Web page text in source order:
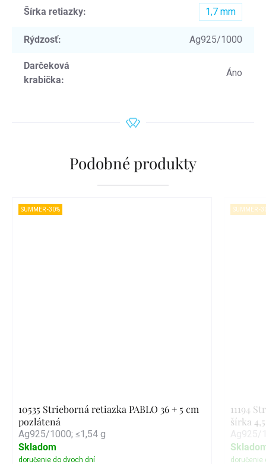
Šírka retiazky: 1,7 mm
Rýdzosť: Ag925/1000
Darčeková
krabička:
Áno
Podobné produkty
SUMMER -30%
10535 Strieborná retiazka PABLO 36 + 5 cm
pozlátená
Ag925/1000; ≤1,54 g
Skladom
SUMMER -
11194
šírka